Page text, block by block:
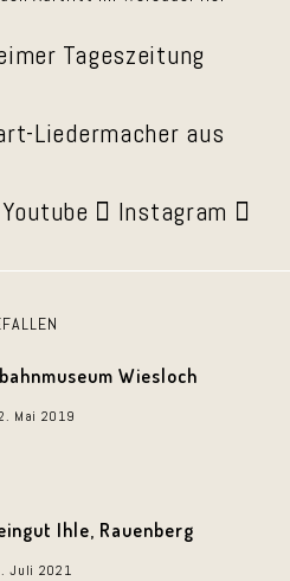
Youtube Instagram
Wiesloch
Mai 2019
Ihle, Rauenberg
Juli 2021